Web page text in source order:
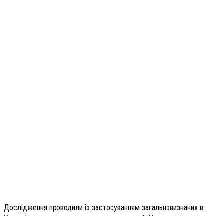
Дослідження проводили із застосуванням загальновизнаних в